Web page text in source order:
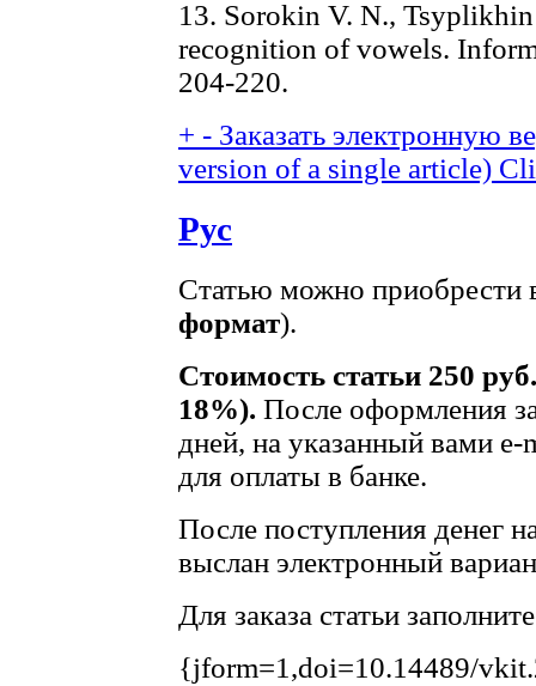
13. Sorokin V. N.,
recognition of vowels.
204-220.
+ - Заказать электронную
version of a single article)
Рус
Статью можно приобрести
формат).
Стоимость статьи 250
18%). После оформления
дней, на указанный вами e-
для оплаты в банке.
После поступления денег
выслан электронный
Для заказа статьи
{jform=1,doi=10.14489/